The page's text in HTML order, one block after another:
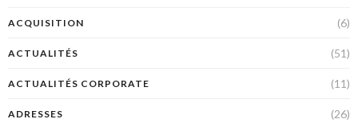
ACQUISITION (6)
ACTUALITÉS (51)
ACTUALITÉS CORPORATE (11)
ADRESSES (26)